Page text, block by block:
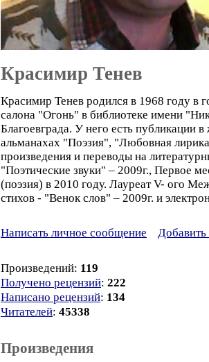
Красимир Тенев
Красимир Тенев родился в 1968 году в
салона "Огонь" в библиотеке имени
Благоевграда. У него есть публикации
альманахах "Поэзия", "Любовная
произведения и переводы на
"Поэтические звуки" – 2009г., Первое
(поэзия) в 2010 году. Лауреат V- ого
стихов - "Венок слов" – 2009г. и
Написать личное сообщение Добавить
Произведений: 119
Получено рецензий: 222
Написано рецензий: 134
Читателей: 45338
Произведения